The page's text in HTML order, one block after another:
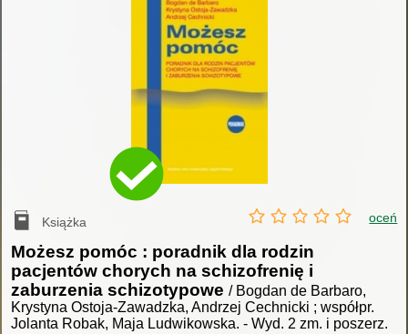
Książka oceń
Możesz pomóc : poradnik dla rodzin
pacjentów chorych na schizofrenię i
zaburzenia schizotypowe / Bogdan de Barbaro,
Krystyna Ostoja-Zawadzka, Andrzej Cechnicki ; współpr.
Jolanta Robak, Maja Ludwikowska. - Wyd. 2 zm. i poszerz.